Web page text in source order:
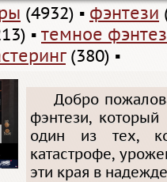
(4932) ▪ фэнтези
▪ темное
(380) ▪
Добро
фэнтези,
один из тех,
катастрофе,
эти края в